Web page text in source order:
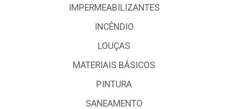
IMPERMEABILIZANTES
INCÊNDIO
LOUÇAS
MATERIAIS BÁSICOS
PINTURA
SANEAMENTO